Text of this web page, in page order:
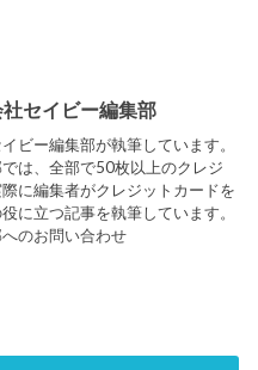
セイビー編集部
ビー編集部が執筆しています。
は、全部で50枚以上のクレジ
に編集者がクレジットカードを
に立つ記事を執筆しています。
のお問い合わせ